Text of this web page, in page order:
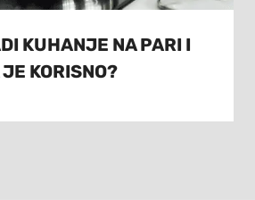
KUHANJE NA PARI I
KORISNO?